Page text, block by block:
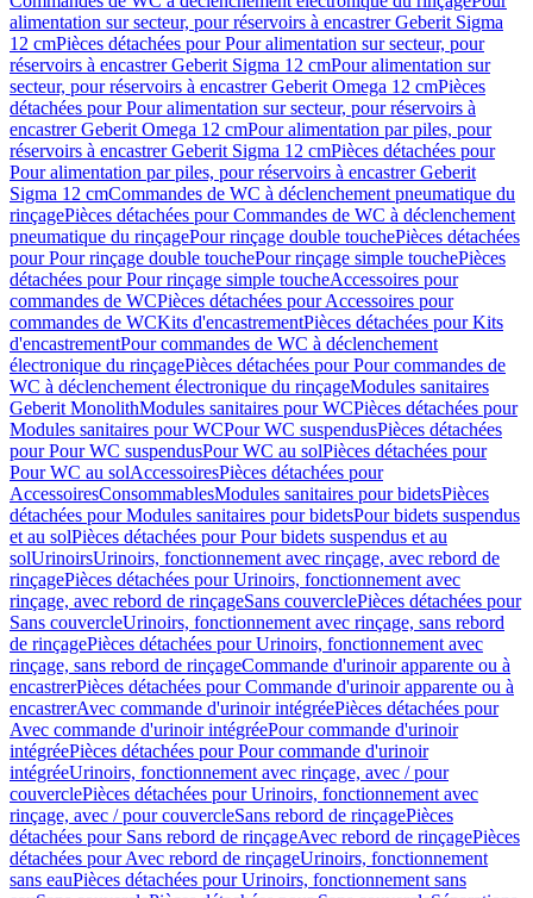
alimentation sur secteur, pour réservoirs à encastrer Geberit Sigma
12 cmPièces détachées pour Pour alimentation sur secteur, pour
réservoirs à encastrer Geberit Sigma 12 cmPour alimentation sur
secteur, pour réservoirs à encastrer Geberit Omega 12 cmPièces
détachées pour Pour alimentation sur secteur, pour réservoirs à
encastrer Geberit Omega 12 cmPour alimentation par piles, pour
réservoirs à encastrer Geberit Sigma 12 cmPièces détachées pour
Pour alimentation par piles, pour réservoirs à encastrer Geberit
Sigma 12 cmCommandes de WC à déclenchement pneumatique du
rinçagePièces détachées pour Commandes de WC à déclenchement
pneumatique du rinçagePour rinçage double touchePièces détachées
pour Pour rinçage double touchePour rinçage simple touchePièces
détachées pour Pour rinçage simple toucheAccessoires pour
commandes de WCPièces détachées pour Accessoires pour
commandes de WCKits d'encastrementPièces détachées pour Kits
d'encastrementPour commandes de WC à déclenchement
électronique du rinçagePièces détachées pour Pour commandes de
WC à déclenchement électronique du rinçageModules sanitaires
Geberit MonolithModules sanitaires pour WCPièces détachées pour
Modules sanitaires pour WCPour WC suspendusPièces détachées
pour Pour WC suspendusPour WC au solPièces détachées pour
Pour WC au solAccessoiresPièces détachées pour
AccessoiresConsommablesModules sanitaires pour bidetsPièces
détachées pour Modules sanitaires pour bidetsPour bidets suspendus
et au solPièces détachées pour Pour bidets suspendus et au
solUrinoirsUrinoirs, fonctionnement avec rinçage, avec rebord de
rinçagePièces détachées pour Urinoirs, fonctionnement avec
rinçage, avec rebord de rinçageSans couverclePièces détachées pour
Sans couvercleUrinoirs, fonctionnement avec rinçage, sans rebord
de rinçagePièces détachées pour Urinoirs, fonctionnement avec
rinçage, sans rebord de rinçageCommande d'urinoir apparente ou à
encastrerPièces détachées pour Commande d'urinoir apparente ou à
encastrerAvec commande d'urinoir intégréePièces détachées pour
Avec commande d'urinoir intégréePour commande d'urinoir
intégréePièces détachées pour Pour commande d'urinoir
intégréeUrinoirs, fonctionnement avec rinçage, avec / pour
couverclePièces détachées pour Urinoirs, fonctionnement avec
rinçage, avec / pour couvercleSans rebord de rinçagePièces
détachées pour Sans rebord de rinçageAvec rebord de rinçagePièces
détachées pour Avec rebord de rinçageUrinoirs, fonctionnement
sans eauPièces détachées pour Urinoirs, fonctionnement sans